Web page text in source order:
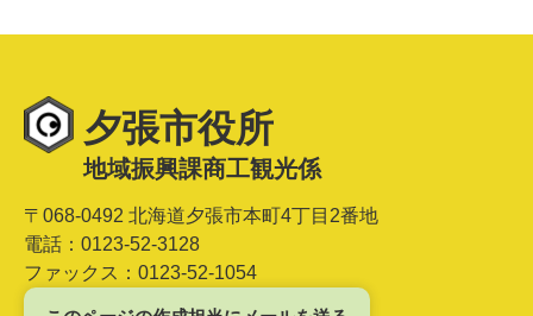
夕張市役所
地域振興課商工観光係
〒068-0492 北海道夕張市本町4丁目2番地
電話：0123-52-3128
ファックス：0123-52-1054